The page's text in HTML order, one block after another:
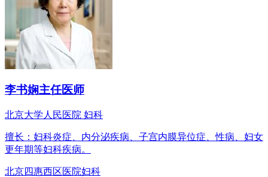
李书娴主任医师
北京大学人民医院 妇科
擅长：妇科炎症、内分泌疾病、子宫内膜异位症、性病、妇女
更年期等妇科疾病。
北京四惠西区医院妇科